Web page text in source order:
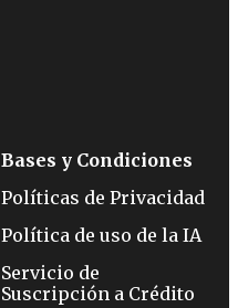
Bases y Condiciones
Políticas de Privacidad
Política de uso de la IA
Servicio de
Suscripción a Crédito